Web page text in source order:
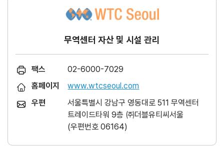
무역센터 자산 및 시설 관리
팩스
02-6000-7029
홈페이지
www.wtcseoul.com
우편
서울특별시 강남구 영동대로 511 무역센터
트레이드타워 9층 ㈜더블유티씨서울
(우편번호 06164)